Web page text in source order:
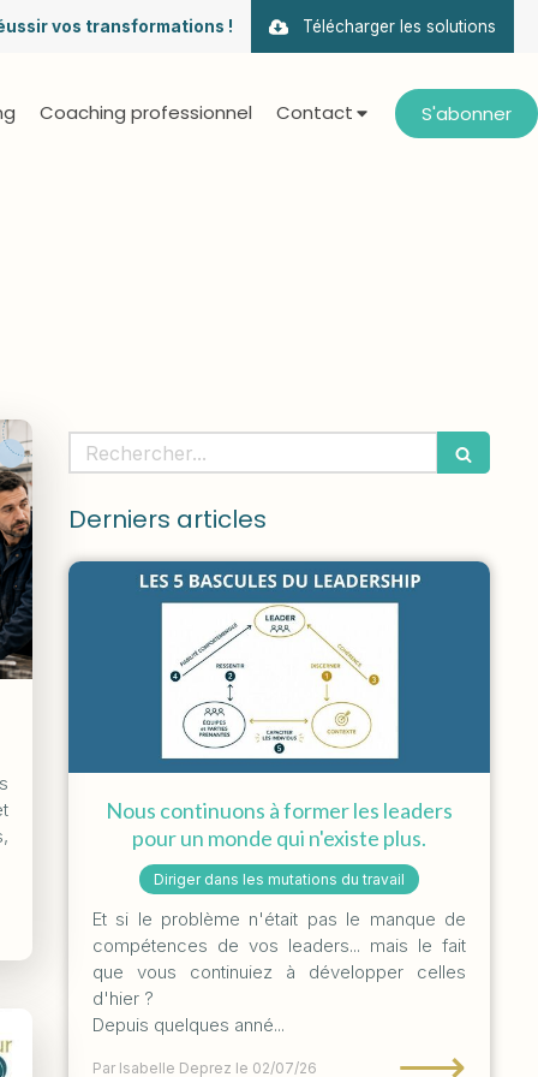
Télécharger les solutions
vos transformations !
Coaching professionnel Contact S'abonner
Rechercher
Derniers articles
Nous continuons à former les leaders
pour un monde qui n'existe plus.
Diriger dans les mutations du travail
Et si le problème n'était pas le manque de
compétences de vos leaders... mais le fait
que vous continuiez à développer celles
d'hier ?
Depuis quelques anné...
Par Isabelle Deprez le 02/07/26 ⟶